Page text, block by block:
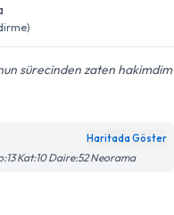
sürecinden zaten hakimdim
Haritada Göster
Kat:10 Daire:52 Neorama